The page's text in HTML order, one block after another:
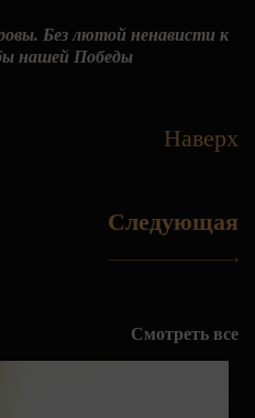
Без лютой ненависти к
нашей Победы
Наверх
Следующая
Смотреть все